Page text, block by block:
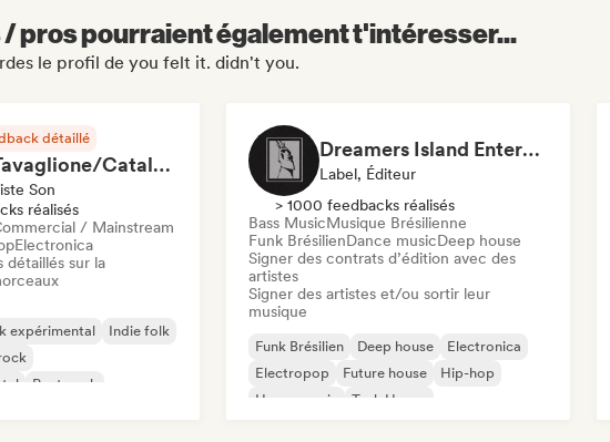
/ pros pourraient également t'intéresser...
le profil de you felt it. didn't you.
détaillé
Rob Tavaglione/Catalyst Recording
Son
réalisés
/ Mainstream
Electronica
détaillés sur la
expérimental
Indie folk
Post punk
Dreamers Island Entertainment
Label, Éditeur
> 1000 feedbacks réalisés
Bass MusicMusique Brésilienne
Funk BrésilienDance musicDeep house
Signer des contrats d’édition avec des
artistes
Signer des artistes et/ou sortir leur
musique
Funk Brésilien Deep house
Electronica
Electropop
Future house
Hip-hop
House music
Tech House